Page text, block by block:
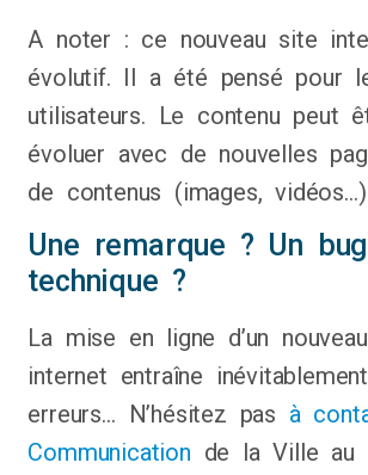
A noter : ce nouveau site
évolutif. Il a été pensé pour
utilisateurs. Le contenu peut
évoluer avec de nouvelles
de contenus (images,
Une remarque ? Un bug
technique ?
La mise en ligne d’un
internet entraîne
erreurs… N’hésitez pas à
Communication de la Ville au